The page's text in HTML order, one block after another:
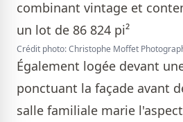
Crédit photo: Christophe Moffet
Également logée devant
ponctuant la façade avant
salle familiale marie